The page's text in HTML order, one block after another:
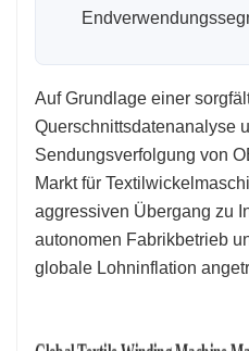
Auf Grundlage einer
Querschnittsdatenanalyse
Sendungsverfolgung von
Markt für
aggressiven Übergang zu
autonomen Fabrikbetrieb
globale Lohninflation